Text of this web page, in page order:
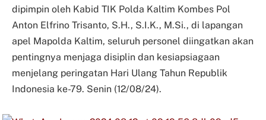
dipimpin oleh Kabid TIK Polda Kaltim Kombes Pol
Anton Elfrino Trisanto, S.H., S.I.K., M.Si., di lapangan
apel Mapolda Kaltim, seluruh personel diingatkan akan
pentingnya menjaga disiplin dan kesiapsiagaan
menjelang peringatan Hari Ulang Tahun Republik
Indonesia ke-79. Senin (12/08/24).